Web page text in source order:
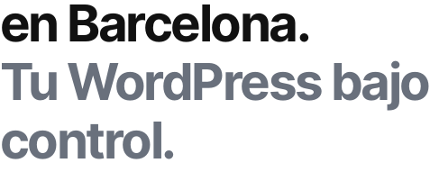
en Barcelona.
Tu WordPress bajo
control.